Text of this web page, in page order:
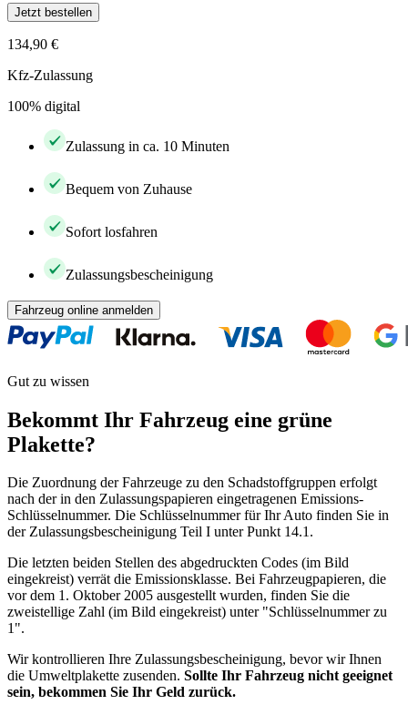
Jetzt bestellen
134,90 €
Kfz-Zulassung
100% digital
Zulassung in ca. 10 Minuten
Bequem von Zuhause
Sofort losfahren
Zulassungsbescheinigung
Fahrzeug online anmelden
Gut zu wissen
Bekommt Ihr Fahrzeug eine grüne
Plakette?
Die Zuordnung der Fahrzeuge zu den Schadstoffgruppen erfolgt
nach der in den Zulassungspapieren eingetragenen Emissions-
Schlüsselnummer. Die Schlüsselnummer für Ihr Auto finden Sie in
der Zulassungsbescheinigung Teil I unter Punkt 14.1.
Die letzten beiden Stellen des abgedruckten Codes (im Bild
eingekreist) verrät die Emissionsklasse. Bei Fahrzeugpapieren, die
vor dem 1. Oktober 2005 ausgestellt wurden, finden Sie die
zweistellige Zahl (im Bild eingekreist) unter "Schlüsselnummer zu
1".
Wir kontrollieren Ihre Zulassungsbescheinigung, bevor wir Ihnen
die Umweltplakette zusenden. Sollte Ihr Fahrzeug nicht geeignet
sein, bekommen Sie Ihr Geld zurück.